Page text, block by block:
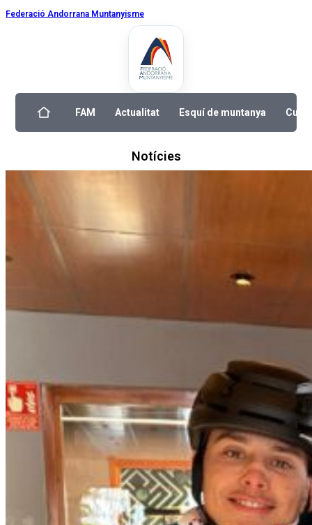
Federació Andorrana Muntanyisme
FAM Actualitat Esquí de muntanya
Notícies